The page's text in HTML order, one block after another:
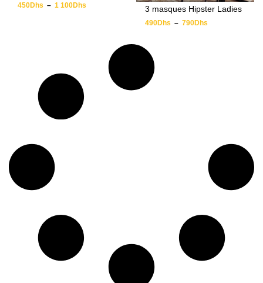
450Dhs – 1 100Dhs 3 masques Hipster Ladies
490Dhs – 790Dhs